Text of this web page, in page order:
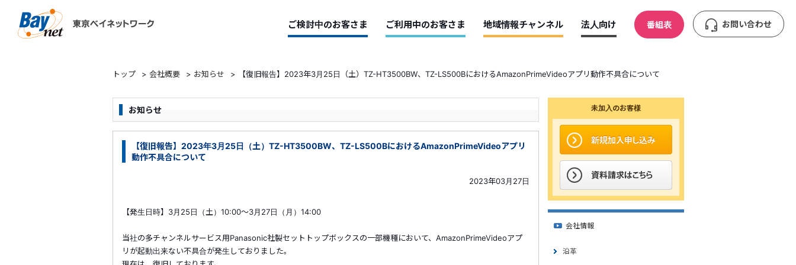
ご検討中のお客さま ご利用中のお客さま 地域情報チャンネル 法人向け 番組表 お問い合わせ
トップ > 会社概要 > お知らせ > 【復旧報告】2023年3月25日（土）TZ-HT3500BW、TZ-LS500BにおけるAmazonPrimeVideoアプリ動作不具合について
お知らせ
【復旧報告】2023年3月25日（土）TZ-HT3500BW、TZ-LS500BにおけるAmazonPrimeVideoアプリ
動作不具合について
2023年03月27日
【発生日時】3月25日（土）10:00～3月27日（月）14:00
当社の多チャンネルサービス用Panasonic社製セットトップボックスの一部機種において、AmazonPrimeVideoアプ
リが起動出来ない不具合が発生しておりました。
未加入のお客様
会社情報
沿革